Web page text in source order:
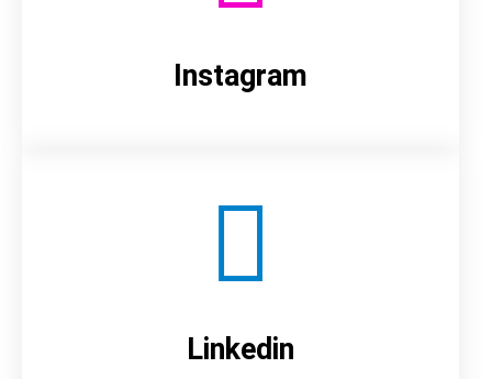
Instagram
Linkedin